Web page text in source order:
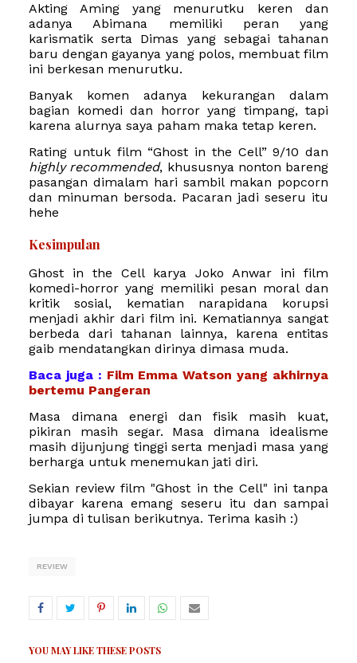
Akting Aming yang menurutku keren dan
adanya Abimana memiliki peran yang
karismatik serta Dimas yang sebagai tahanan
baru dengan gayanya yang polos, membuat film
ini berkesan menurutku.
Banyak komen adanya kekurangan dalam
bagian komedi dan horror yang timpang, tapi
karena alurnya saya paham maka tetap keren.
Rating untuk film “Ghost in the Cell” 9/10 dan
highly recommended, khususnya nonton bareng
pasangan dimalam hari sambil makan popcorn
dan minuman bersoda. Pacaran jadi seseru itu
hehe
Kesimpulan
Ghost in the Cell karya Joko Anwar ini film
komedi-horror yang memiliki pesan moral dan
kritik sosial, kematian narapidana korupsi
menjadi akhir dari film ini. Kematiannya sangat
berbeda dari tahanan lainnya, karena entitas
gaib mendatangkan dirinya dimasa muda.
Baca juga : Film Emma Watson yang akhirnya
bertemu Pangeran
Masa dimana energi dan fisik masih kuat,
pikiran masih segar. Masa dimana idealisme
masih dijunjung tinggi serta menjadi masa yang
berharga untuk menemukan jati diri.
Sekian reviewfilm "Ghost in the Cell" ini tanpa
dibayar karena emang seseru itu dan sampai
jumpa di tulisan berikutnya. Terima kasih :)
REVIEW
YOU MAY LIKE THESE POSTS